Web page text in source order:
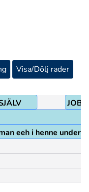
Visa/Dölj rader
eeh i henne under